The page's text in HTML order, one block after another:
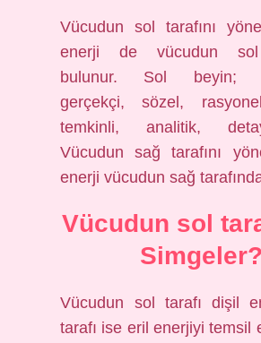
Vücudun sol tarafını
enerji de vücudun sol
bulunur. Sol beyin;
gerçekçi, sözel,
temkinli, analitik,
Vücudun sağ tarafını
enerji vücudun sağ
Vücudun sol
Simgeler?
Vücudun sol tarafı dişil
tarafı ise eril enerjiyi temsil